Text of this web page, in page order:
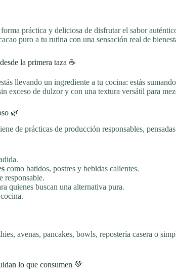
forma práctica y deliciosa de disfrutar el sabor
puro a tu rutina con una sensación real de
la primera taza ☕
llevando un ingrediente a tu cocina: estás
exceso de dulzor y con una textura versátil para
🌿
de prácticas de producción responsables,
como batidos, postres y bebidas calientes.
responsable.
quienes buscan una alternativa pura.
avenas, pancakes, bowls, repostería casera o
lo que consumen 💚